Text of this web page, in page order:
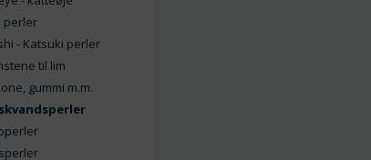
perler
- Katsuki perler
til lim
gummi m.m.